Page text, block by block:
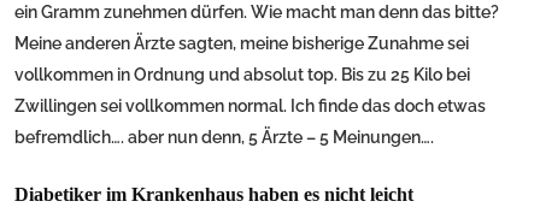
ein Gramm zunehmen dürfen. Wie macht man denn das bitte?
Meine anderen Ärzte sagten, meine bisherige Zunahme sei
vollkommen in Ordnung und absolut top. Bis zu 25 Kilo bei
Zwillingen sei vollkommen normal. Ich finde das doch etwas
befremdlich…. aber nun denn, 5 Ärzte – 5 Meinungen….
Diabetiker im Krankenhaus haben es nicht leicht